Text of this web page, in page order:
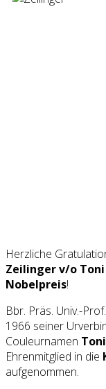
Herzliche
Zeilinger v/o Toni
Nobelpreis!
Bbr. Präs. Univ.-
1966 seiner
Couleurnamen Toni
Ehrenmitglied in die
aufgenommen.